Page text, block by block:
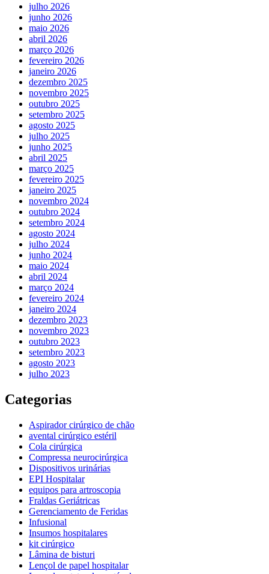
julho 2026
junho 2026
maio 2026
abril 2026
março 2026
fevereiro 2026
janeiro 2026
dezembro 2025
novembro 2025
outubro 2025
setembro 2025
agosto 2025
julho 2025
junho 2025
abril 2025
março 2025
fevereiro 2025
janeiro 2025
novembro 2024
outubro 2024
setembro 2024
agosto 2024
julho 2024
junho 2024
maio 2024
abril 2024
março 2024
fevereiro 2024
janeiro 2024
dezembro 2023
novembro 2023
outubro 2023
setembro 2023
agosto 2023
julho 2023
Categorias
Aspirador cirúrgico de chão
avental cirúrgico estéril
Cola cirúrgica
Compressa neurocirúrgica
Dispositivos urinárias
EPI Hospitalar
equipos para artroscopia
Fraldas Geriátricas
Gerenciamento de Feridas
Infusional
Insumos hospitalares
kit cirúrgico
Lâmina de bisturi
Lençol de papel hospitalar